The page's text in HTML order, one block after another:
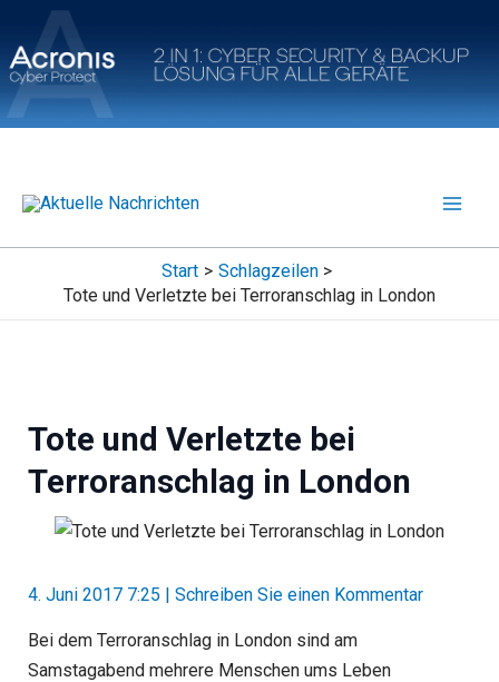
Inhalt
springen
Start
Schlagzeilen
Tote und Verletzte bei Terroranschlag in London
Tote und Verletzte bei
Terroranschlag in London
4. Juni 2017 7:25 | Schreiben Sie einen Kommentar
Bei dem Terroranschlag in London sind am
Samstagabend mehrere Menschen ums Leben